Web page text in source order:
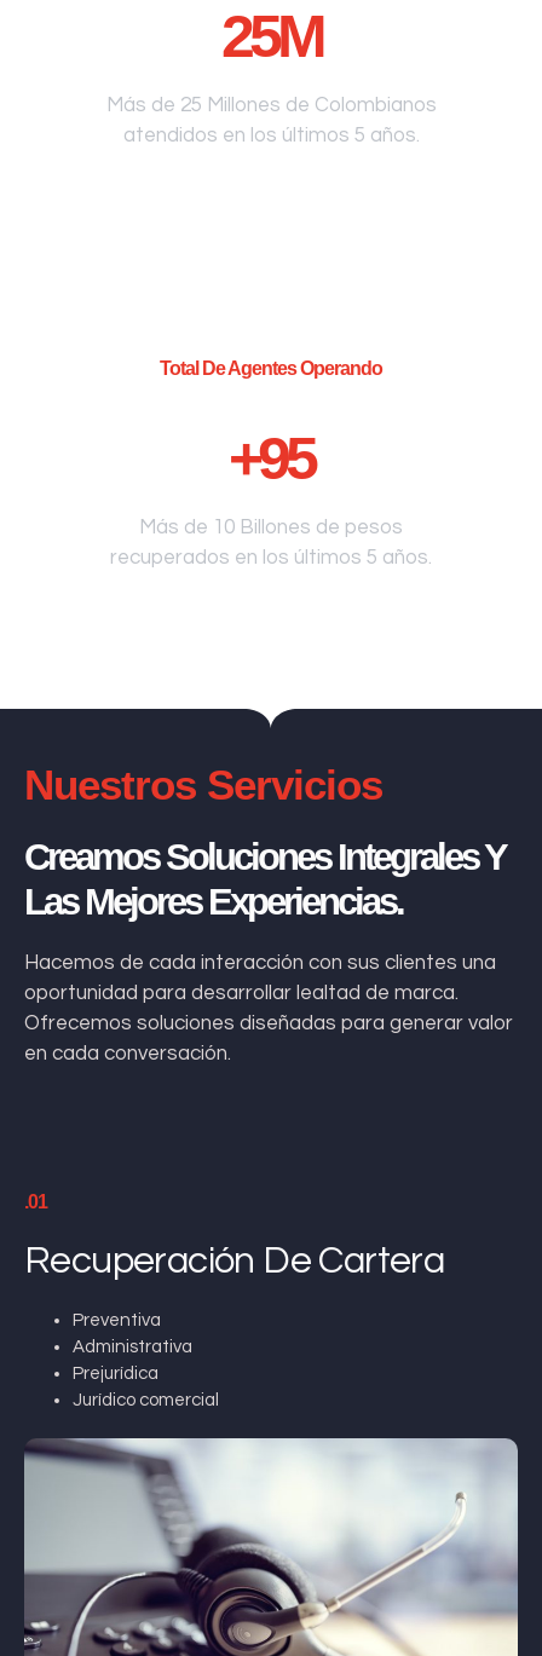
25M
Más de 25 Millones de Colombianos
atendidos en los últimos 5 años.
Total De Agentes Operando
+95
Más de 10 Billones de pesos
recuperados en los últimos 5 años.
Nuestros Servicios
Creamos Soluciones Integrales Y
Las Mejores Experiencias.
Hacemos de cada interacción con sus clientes una
oportunidad para desarrollar lealtad de marca.
Ofrecemos soluciones diseñadas para generar valor
en cada conversación.
.01
Recuperación De Cartera
Preventiva
Administrativa
Prejurídica
Jurídico comercial